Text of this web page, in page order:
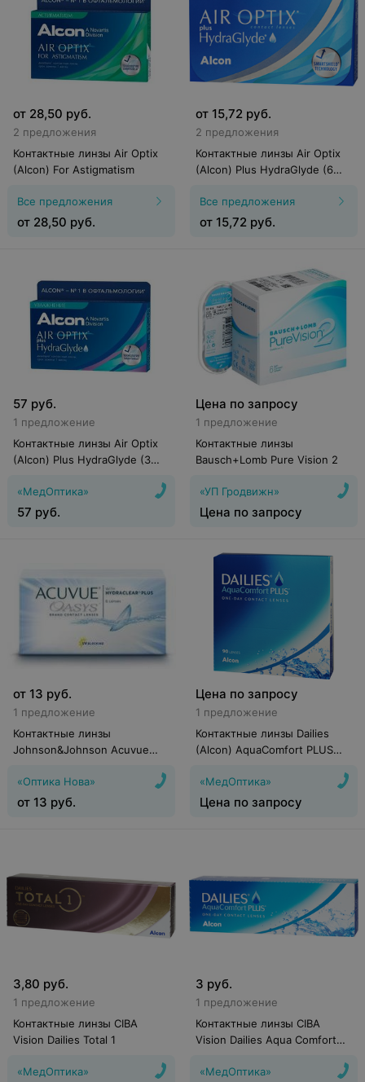
от 28,50 руб.
2 предложения
Контактные линзы Air Optix
(Alcon) For Astigmatism
Все предложения
от 28,50 руб.
от 15,72 руб.
2 предложения
Контактные линзы Air Optix
(Alcon) Plus HydraGlyde (6
Все предложения
от 15,72 руб.
57 руб.
1 предложение
Контактные линзы Air Optix
(Alcon) Plus HydraGlyde (3
«МедОптика»
57 руб.
Цена по запросу
1 предложение
Контактные линзы
Bausch+Lomb Pure Vision 2
«УП Гродвижн»
Цена по запросу
от 13 руб.
1 предложение
Контактные линзы
Johnson&Johnson Acuvue
линз)
«Оптика Нова»
от 13 руб.
Цена по запросу
1 предложение
Контактные линзы Dailies
(Alcon) AquaComfort PLUS
«МедОптика»
Цена по запросу
3,80 руб.
1 предложение
Контактные линзы CIBA
Vision Dailies Total 1
«МедОптика»
3 руб.
1 предложение
Контактные линзы CIBA
Vision Dailies Aqua Comfort
«МедОптика»